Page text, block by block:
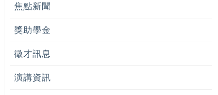
焦點新聞
獎助學金
徵才訊息
演講資訊